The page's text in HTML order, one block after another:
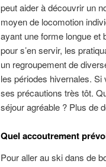
peut aider à découvrir un
moyen de locomotion
ayant une forme longue et
pour s’en servir, les
un regroupement de
les périodes hivernales.
ses précautions très tôt.
séjour agréable ? Plus de
Quel accoutrement
Pour aller au ski dans de